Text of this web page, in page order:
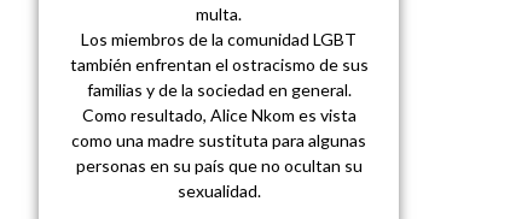
multa.
Los miembros de la comunidad LGBT
también enfrentan el ostracismo de sus
familias y de la sociedad en general.
Como resultado, Alice Nkom es vista
como una madre sustituta para algunas
personas en su país que no ocultan su
sexualidad.